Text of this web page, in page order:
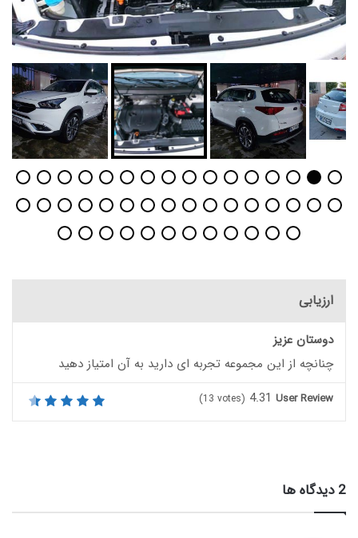
ارزیابی
دوستان عزیز
چنانچه از این مجموعه تجربه ای دارید به آن امتیاز دهید
User Review
4.31
(13 votes)
‫2 دیدگاه ها